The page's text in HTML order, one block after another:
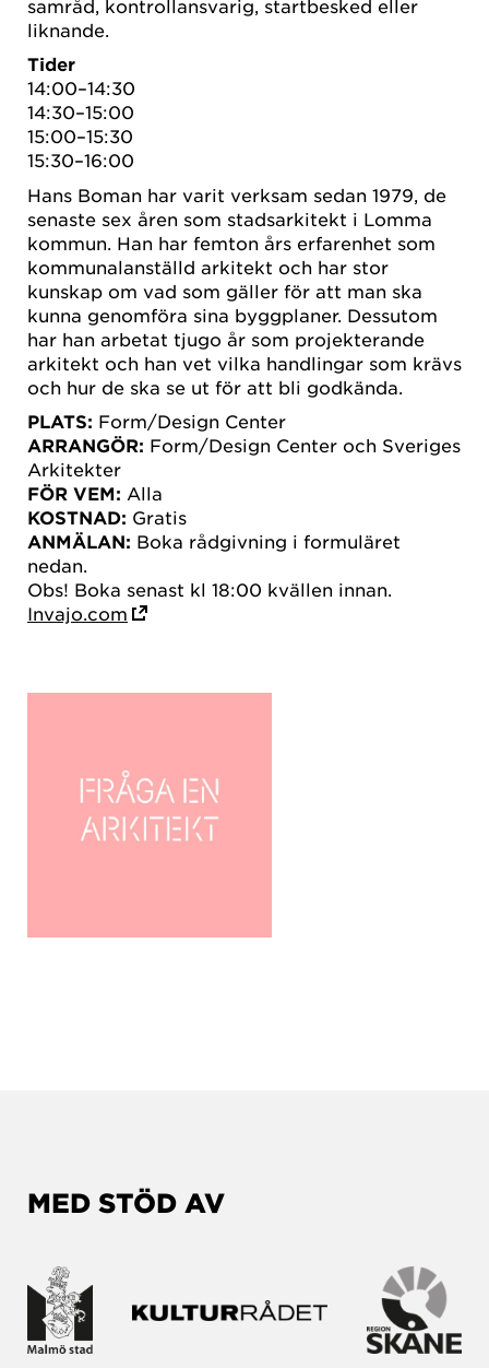
samråd, kontrollansvarig, startbesked eller
liknande.
Tider
14:00–14:30
14:30–15:00
15:00–15:30
15:30–16:00
Hans Boman har varit verksam sedan 1979, de
senaste sex åren som stadsarkitekt i Lomma
kommun. Han har femton års erfarenhet som
kommunalanställd arkitekt och har stor
kunskap om vad som gäller för att man ska
kunna genomföra sina byggplaner. Dessutom
har han arbetat tjugo år som projekterande
arkitekt och han vet vilka handlingar som krävs
och hur de ska se ut för att bli godkända.
PLATS: Form/Design Center
ARRANGÖR: Form/Design Center och Sveriges
Arkitekter
FÖR VEM: Alla
KOSTNAD: Gratis
ANMÄLAN: Boka rådgivning i formuläret
nedan.
Obs! Boka senast kl 18:00 kvällen innan.
Invajo.com
MED STÖD AV